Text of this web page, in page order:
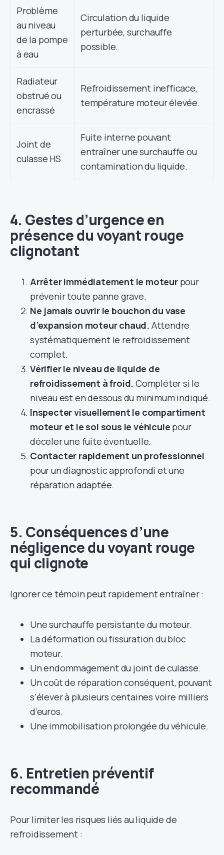
Problème
au niveau
de la pompe
à eau
Circulation du liquide
perturbée, surchauffe
possible.
Radiateur
obstrué ou
encrassé
Refroidissement inefficace,
température moteur élevée.
Joint de
culasse HS
Fuite interne pouvant
entraîner une surchauffe ou
contamination du liquide.
4. Gestes d’urgence en
présence du voyant rouge
clignotant
Arrêter immédiatement le moteurpour
prévenir toute panne grave.
Ne jamais ouvrir le bouchon du vase
d’expansion moteur chaud. Attendre
systématiquement le refroidissement
complet.
Vérifier le niveau de liquide de
refroidissement à froid. Compléter si le
niveau est en dessous du minimum indiqué.
Inspecter visuellement le compartiment
moteur et le sol sous le véhicule pour
déceler une fuite éventuelle.
Contacter rapidement un professionnel
pour un diagnostic approfondi et une
réparation adaptée.
5. Conséquences d’une
négligence du voyant rouge
qui clignote
Ignorer ce témoin peut rapidement entraîner :
Une surchauffe persistante du moteur.
La déformation ou fissuration du bloc
moteur.
Un endommagement du joint de culasse.
Un coût de réparation conséquent, pouvant
s’élever à plusieurs centaines voire milliers
d’euros.
Une immobilisation prolongée du véhicule.
6. Entretien préventif
recommandé
Pour limiter les risques liés au liquide de
refroidissement :